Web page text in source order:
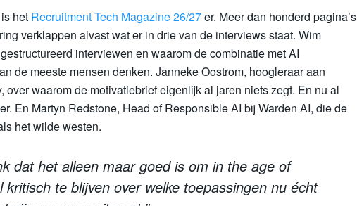
het Recruitment Tech Magazine 26/27er. Meer dan honderd pagina’s
verklappen alvast wat er in drie van de interviews staat. Wim
interviewen en waarom de combinatie met AI
de meeste mensen denken. Janneke Oostrom, hoogleraar aan
over waarom de motivatiebrief eigenlijk al jaren niets zegt. En nu al
En Martyn Redstone, Head of Responsible AI bij Warden AI, die de
het wilde westen.
dat het alleen maar goed is om in the age of
kritisch te blijven over welke toepassingen nu écht